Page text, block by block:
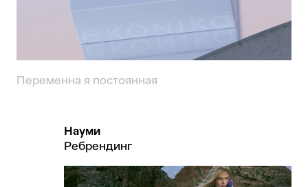
Переменна я постоянная
Науми
Ребрендинг